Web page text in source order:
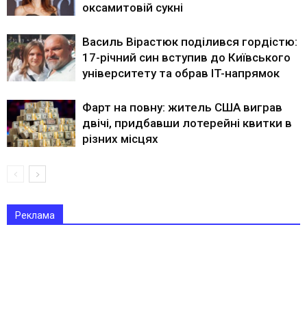
оксамитовій сукні
Василь Вірастюк поділився гордістю:
17-річний син вступив до Київського
університету та обрав IT-напрямок
Фарт на повну: житель США виграв
двічі, придбавши лотерейні квитки в
різних місцях
Реклама